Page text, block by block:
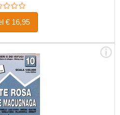
Bestel € 16,95